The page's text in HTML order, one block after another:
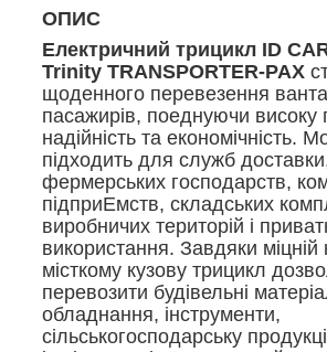
ОПИС
Електричний трицикл ID
Trinity TRANSPORTER-PAX
щоденного перевезення
пасажирів, поеднуючи високу
надійність та економічність.
підходить для служб
фермерських господарств,
підприЕмств, складських
виробничих територій і
використання. Завдяки міцній
місткому кузову трицикл
перевозити будівельні
обладнання, інструменти,
сільськогосподарську